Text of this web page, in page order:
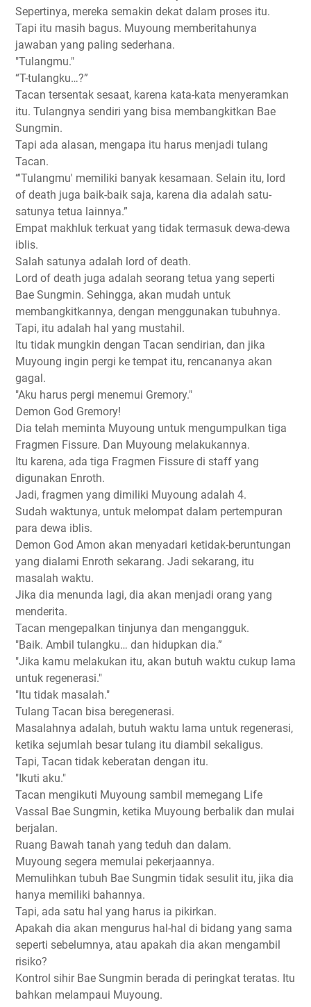
Sepertinya, mereka semakin dekat dalam proses itu.
Tapi itu masih bagus. Muyoung memberitahunya
jawaban yang paling sederhana.
"Tulangmu."
“T-tulangku…?”
Tacan tersentak sesaat, karena kata-kata menyeramkan
itu. Tulangnya sendiri yang bisa membangkitkan Bae
Sungmin.
Tapi ada alasan, mengapa itu harus menjadi tulang
Tacan.
“'Tulangmu' memiliki banyak kesamaan. Selain itu, lord
of death juga baik-baik saja, karena dia adalah satu-
satunya tetua lainnya.”
Empat makhluk terkuat yang tidak termasuk dewa-dewa
iblis.
Salah satunya adalah lord of death.
Lord of death juga adalah seorang tetua yang seperti
Bae Sungmin. Sehingga, akan mudah untuk
membangkitkannya, dengan menggunakan tubuhnya.
Tapi, itu adalah hal yang mustahil.
Itu tidak mungkin dengan Tacan sendirian, dan jika
Muyoung ingin pergi ke tempat itu, rencananya akan
gagal.
"Aku harus pergi menemui Gremory."
Demon God Gremory!
Dia telah meminta Muyoung untuk mengumpulkan tiga
Fragmen Fissure. Dan Muyoung melakukannya.
Itu karena, ada tiga Fragmen Fissure di staff yang
digunakan Enroth.
Jadi, fragmen yang dimiliki Muyoung adalah 4.
Sudah waktunya, untuk melompat dalam pertempuran
para dewa iblis.
Demon God Amon akan menyadari ketidak-beruntungan
yang dialami Enroth sekarang. Jadi sekarang, itu
masalah waktu.
Jika dia menunda lagi, dia akan menjadi orang yang
menderita.
Tacan mengepalkan tinjunya dan mengangguk.
"Baik. Ambil tulangku… dan hidupkan dia.”
"Jika kamu melakukan itu, akan butuh waktu cukup lama
untuk regenerasi."
"Itu tidak masalah."
Tulang Tacan bisa beregenerasi.
Masalahnya adalah, butuh waktu lama untuk regenerasi,
ketika sejumlah besar tulang itu diambil sekaligus.
Tapi, Tacan tidak keberatan dengan itu.
"Ikuti aku."
Tacan mengikuti Muyoung sambil memegang Life
Vassal Bae Sungmin, ketika Muyoung berbalik dan mulai
berjalan.
Ruang Bawah tanah yang teduh dan dalam.
Muyoung segera memulai pekerjaannya.
Memulihkan tubuh Bae Sungmin tidak sesulit itu, jika dia
hanya memiliki bahannya.
Tapi, ada satu hal yang harus ia pikirkan.
Apakah dia akan mengurus hal-hal di bidang yang sama
seperti sebelumnya, atau apakah dia akan mengambil
risiko?
Kontrol sihir Bae Sungmin berada di peringkat teratas. Itu
bahkan melampaui Muyoung.